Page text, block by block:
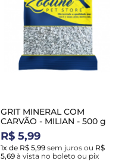
GRIT MINERAL COM
CARVÃO - MILIAN - 500 g
R$ 5,99
1x de R$ 5,99 sem juros ou R$
5,69 à vista no boleto ou pix